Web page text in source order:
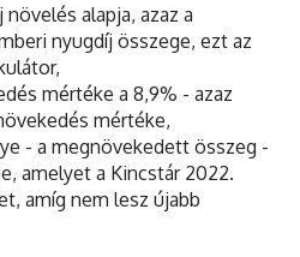
alapja, azaz a
nyugdíj összege, ezt az
mértéke a 8,9% - azaz
mértéke,
- a megnövekedett összeg -
amelyet a Kincstár 2022.
amíg nem lesz újabb